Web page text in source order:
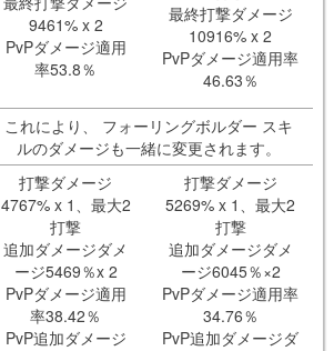
9461% x 2
PvPダメージ適用
率53.8％
最終打撃ダメージ
10916% x 2
PvPダメージ適用率
46.63％
これにより、 フォーリングボルダー スキ
ルのダメージも一緒に変更されます。
打撃ダメージ
4767% x 1、最大2
打撃
追加ダメージダメ
ージ5469％x 2
PvPダメージ適用
率38.42％
PvP追加ダメージ
打撃ダメージ
5269% x 1、最大2
打撃
追加ダメージダメ
ージ6045％×2
PvPダメージ適用率
34.76％
PvP追加ダメージダ